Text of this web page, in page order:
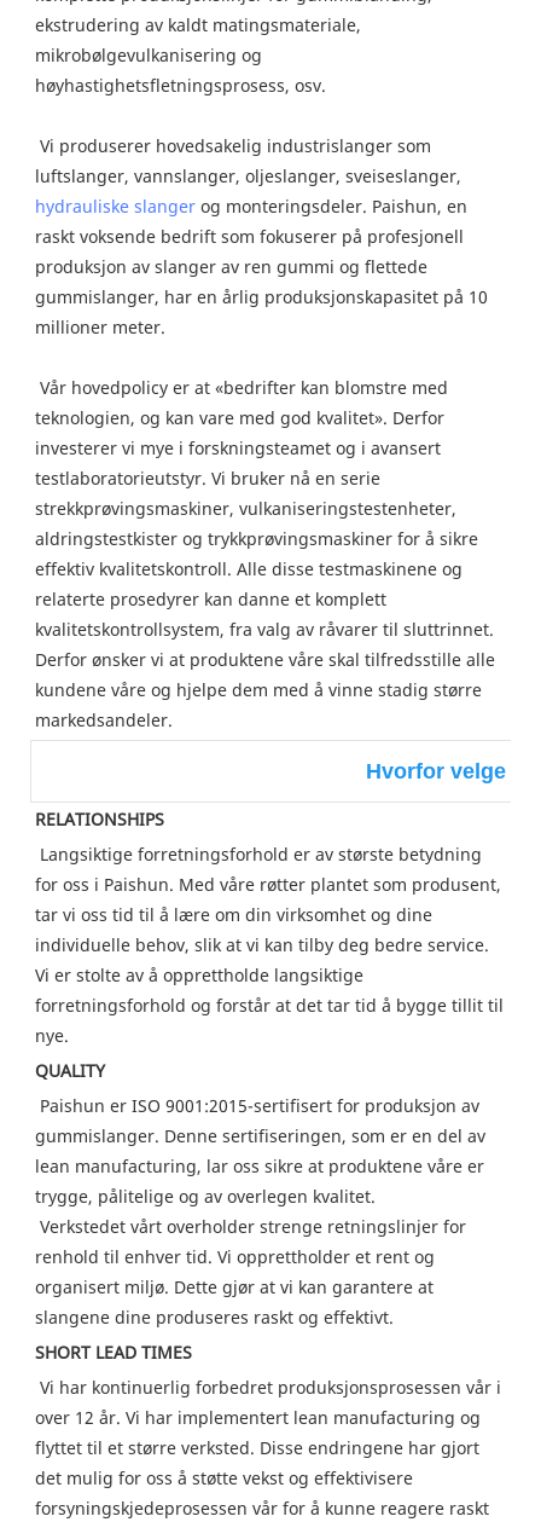
ekstrudering av kaldt matingsmateriale,
mikrobølgevulkanisering og
høyhastighetsfletningsprosess, osv.
hydrauliske slanger og monteringsdeler. Paishun, en
raskt voksende bedrift som fokuserer på profesjonell
produksjon av slanger av ren gummi og flettede
gummislanger, har en årlig produksjonskapasitet på 10
millioner meter.
teknologien, og kan vare med god kvalitet». Derfor
investerer vi mye i forskningsteamet og i avansert
testlaboratorieutstyr. Vi bruker nå en serie
strekkprøvingsmaskiner, vulkaniseringstestenheter,
aldringstestkister og trykkprøvingsmaskiner for å sikre
effektiv kvalitetskontroll. Alle disse testmaskinene og
relaterte prosedyrer kan danne et komplett
kvalitetskontrollsystem, fra valg av råvarer til sluttrinnet.
Derfor ønsker vi at produktene våre skal tilfredsstille alle
kundene våre og hjelpe dem med å vinne stadig større
markedsandeler.
Hvorfor velge
RELATIONSHIPS
Langsiktige forretningsforhold er av største betydning
for oss i Paishun. Med våre røtter plantet som produsent,
tar vi oss tid til å lære om din virksomhet og dine
individuelle behov, slik at vi kan tilby deg bedre service.
Vi er stolte av å opprettholde langsiktige
forretningsforhold og forstår at det tar tid å bygge tillit til
nye.
QUALITY
Paishun er ISO 9001:2015-sertifisert for produksjon av
gummislanger. Denne sertifiseringen, som er en del av
lean manufacturing, lar oss sikre at produktene våre er
trygge, pålitelige og av overlegen kvalitet.
renhold til enhver tid. Vi opprettholder et rent og
organisert miljø. Dette gjør at vi kan garantere at
slangene dine produseres raskt og effektivt.
SHORT LEAD TIMES
Vi har kontinuerlig forbedret produksjonsprosessen vår i
over 12 år. Vi har implementert lean manufacturing og
flyttet til et større verksted. Disse endringene har gjort
det mulig for oss å støtte vekst og effektivisere
forsyningskjedeprosessen vår for å kunne reagere raskt